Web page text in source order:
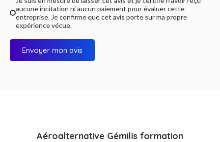
aucune incitation ni aucun paiement pour évaluer cette
entreprise. Je confirme que cet avis porte sur ma propre
expérience vécue.
Envoyer mon avis
Aéroalternative Gémilis formation